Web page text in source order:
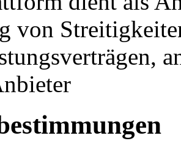
von